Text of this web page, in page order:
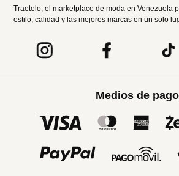
Traetelo, el marketplace de moda en Venezuela
estilo, calidad y las mejores marcas en un solo
Medios de pago